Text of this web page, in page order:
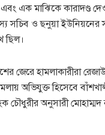
এক মাঝিকে কারাদণ্ড
সচিব ও ছনুয়া ইউনিয়নের
ছিল।
জেরে হামলাকারীরা
অভিযুক্ত হিসেবে
চৌধুরীর অনুসারী মোহাম্মদ